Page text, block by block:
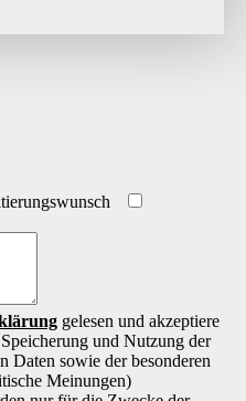
gelesen und akzeptiere
und Nutzung der
Daten sowie der besonderen
Meinungen)